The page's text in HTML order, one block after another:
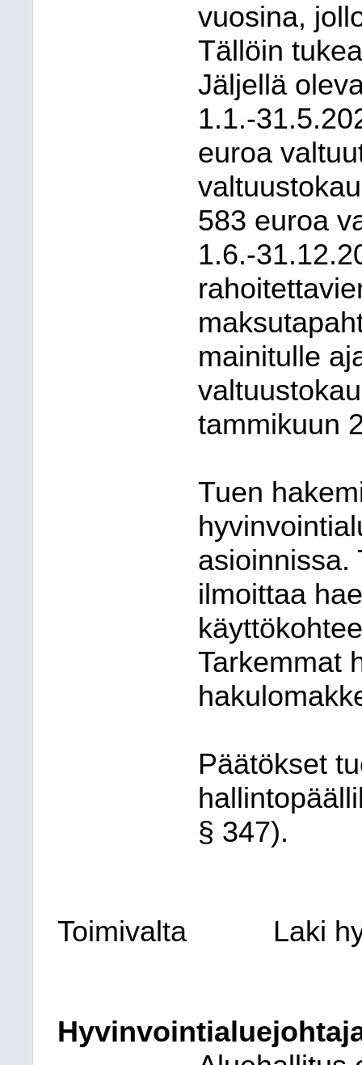
vuosina,
Tällöin
Jäljellä
1.1.-
euroa
583 euroa
1.6.-
mainitulle
tammikuun
Tuen
asioinnissa.
ilmoittaa
Tarkemmat
Päätökset
§ 347).
Toimivalta Laki